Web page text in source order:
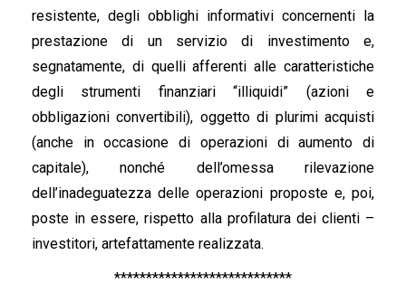
resistente, degli obblighi informativi concernenti la
prestazione di un servizio di investimento e,
segnatamente, di quelli afferenti alle caratteristiche
degli strumenti finanziari “illiquidi” (azioni e
obbligazioni convertibili), oggetto di plurimi acquisti
(anche in occasione di operazioni di aumento di
capitale), nonché dell’omessa rilevazione
dell’inadeguatezza delle operazioni proposte e, poi,
poste in essere, rispetto alla profilatura dei clienti –
investitori, artefattamente realizzata.
****************************